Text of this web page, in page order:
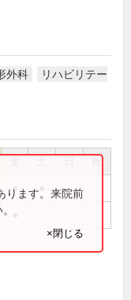
外科
リハビリテー
祝
●
ります。来院前
×閉じる